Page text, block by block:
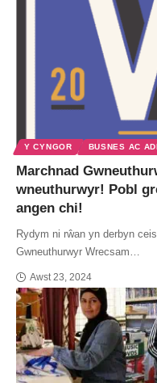
Y CYNGOR BUSNES AC
Marchnad
wneuthurwyr! Pobl
angen chi!
Rydym ni rŵan yn derbyn
Gwneuthurwyr Wrecsam…
Awst 23, 2024